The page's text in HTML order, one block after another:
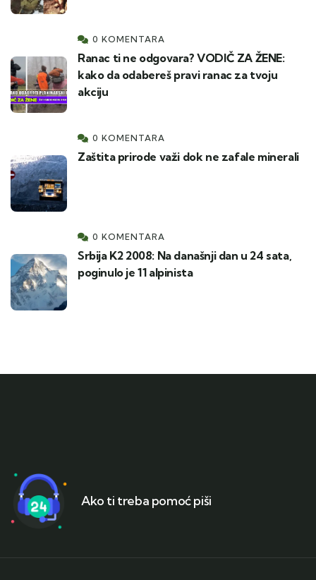
0 KOMENTARA
Ranac ti ne odgovara? VODIČ ZA ŽENE:
kako da odabereš pravi ranac za tvoju
akciju
0 KOMENTARA
Zaštita prirode važi dok ne zafale minerali
0 KOMENTARA
Srbija K2 2008: Na današnji dan u 24 sata,
poginulo je 11 alpinista
Ako ti treba pomoć piši